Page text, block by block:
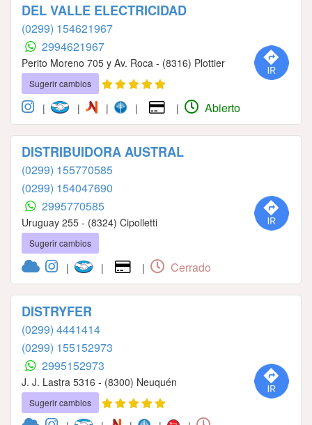
DEL VALLE ELECTRICIDAD
(0299) 154621967
2994621967
Perito Moreno 705 y Av. Roca - (8316) Plottier
Sugerir cambios
| | | | | Abierto
DISTRIBUIDORA AUSTRAL
(0299) 155770585
(0299) 154047690
2995770585
Uruguay 255 - (8324) Cipolletti
Sugerir cambios
| | | Cerrado
DISTRYFER
(0299) 4441414
(0299) 155152973
2995152973
J. J. Lastra 5316 - (8300) Neuquén
Sugerir cambios